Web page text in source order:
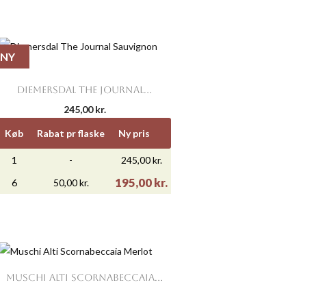
 Vis her
DIEMERSDAL THE JOURNAL...
245,00 kr.
Køb Rabat pr flaske Ny pris
1 -
245,00 kr.
6
50,00 kr. 195,00 kr.
NY
 Vis her
MUSCHI ALTI SCORNABECCAIA...